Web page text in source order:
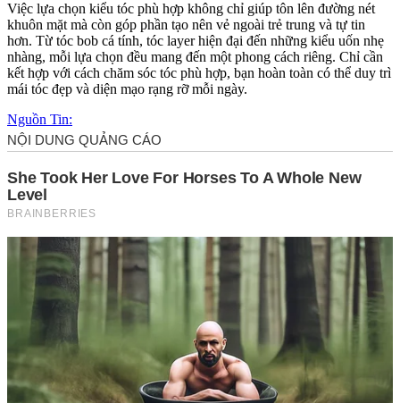
Việc lựa chọn kiểu tóc phù hợp không chỉ giúp tôn lên đường nét
khuôn mặt mà còn góp phần tạo nên vẻ ngoài trẻ trung và tự tin
hơn. Từ tóc bob cá tính, tóc layer hiện đại đến những kiểu uốn nhẹ
nhàng, mỗi lựa chọn đều mang đến một phong cách riêng. Chỉ cần
kết hợp với cách chăm sóc tóc phù hợp, bạn hoàn toàn có thể duy trì
mái tóc đẹp và diện mạo rạng rỡ mỗi ngày.
Nguồn Tin: